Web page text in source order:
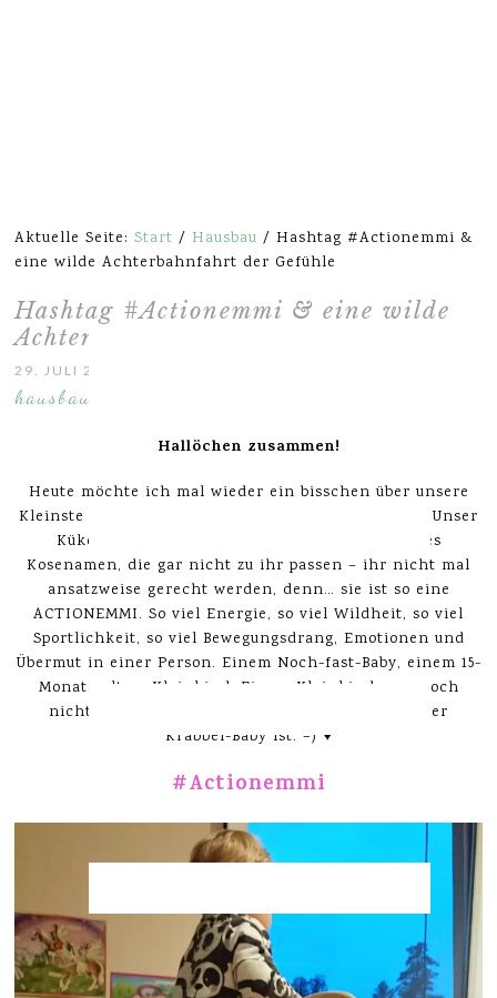
Aktuelle Seite:Start / Hausbau / Hashtag #Actionemmi &
eine wilde Achterbahnfahrt der Gefühle
Hashtag #Actionemmi & eine wilde
Achterbahnfahrt der Gefühle
29. JULI 2016
hausbau
Hallöchen zusammen!
Heute möchte ich mal wieder ein bisschen über unsere
Kleinste im Bunde schreiben. Unser Nesthäckchen. Unser
Küken. Unsere kleine Minimaus. Eigentlich alles
Kosenamen, die gar nicht zu ihr passen – ihr nicht mal
ansatzweise gerecht werden, denn… sie ist so eine
ACTIONEMMI. So viel Energie, so viel Wildheit, so viel
Sportlichkeit, so viel Bewegungsdrang, Emotionen und
Übermut in einer Person. Einem Noch-fast-Baby, einem 15-
Monate altem Kleinkind. Einem Kleinkind, was noch
nicht laufen kann und deshalb noch immer unser
Krabbel-Baby ist. =) ♥
#Actionemmi